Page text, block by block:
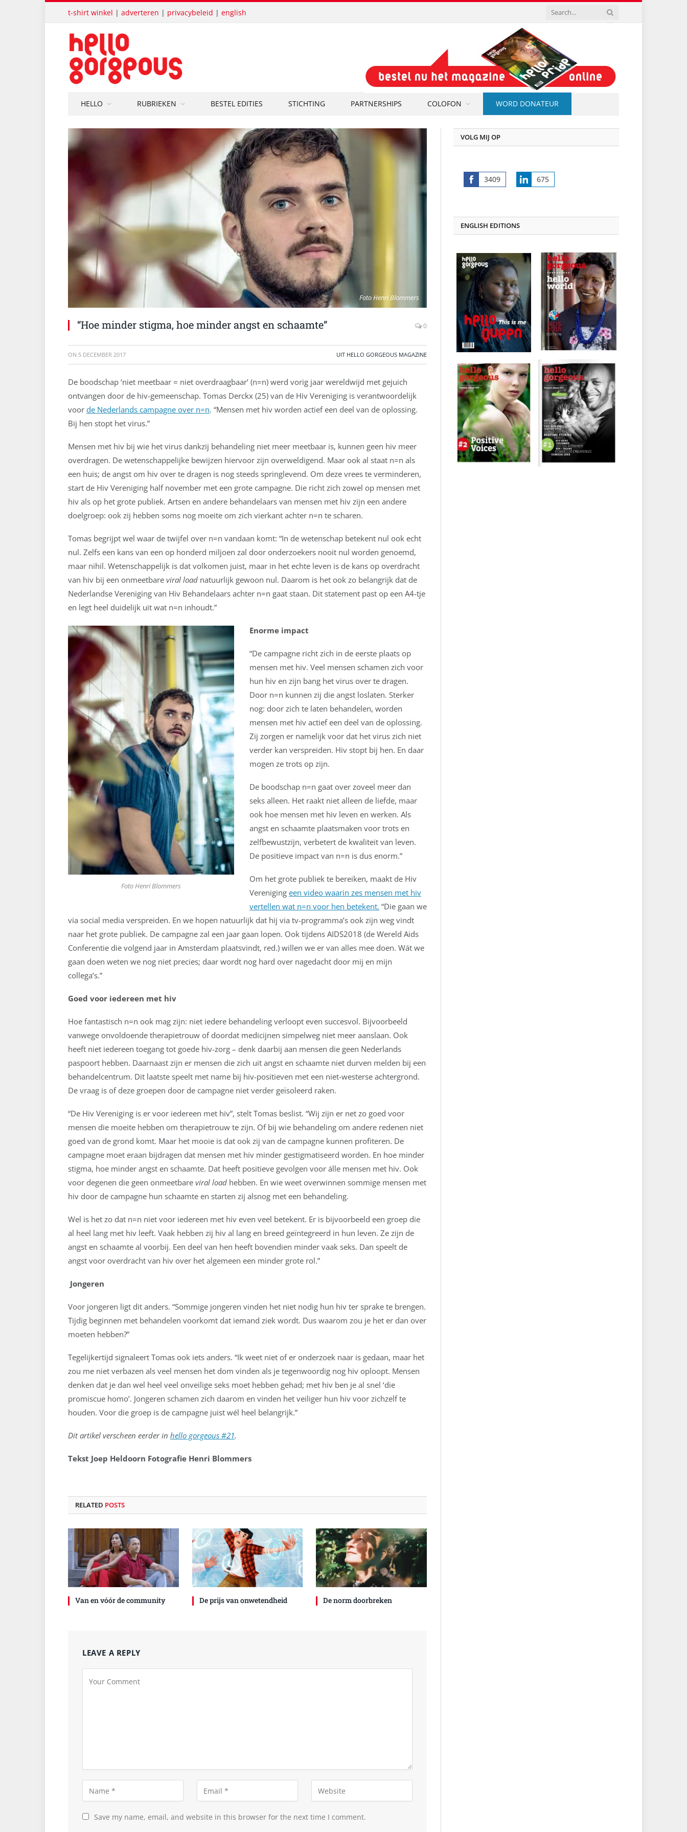
t-shirt winkel | adverteren | privacybeleid | english
HELLO RUBRIEKEN BESTEL EDITIES STICHTING PARTNERSHIPS COLOFON WORD DONATEUR
Foto Henri Blommers
“Hoe minder stigma, hoe minder angst en schaamte” 0
ON 5 DECEMBER 2017 UIT HELLO GORGEOUS MAGAZINE
De boodschap ‘niet meetbaar = niet overdraagbaar’ (n=n) werd vorig jaar wereldwijd met gejuich
ontvangen door de hiv-gemeenschap. Tomas Derckx (25) van de Hiv Vereniging is verantwoordelijk
voor de Nederlands campagne over n=n. “Mensen met hiv worden actief een deel van de oplossing.
Bij hen stopt het virus.”
Mensen met hiv bij wie het virus dankzij behandeling niet meer meetbaar is, kunnen geen hiv meer
overdragen. De wetenschappelijke bewijzen hiervoor zijn overweldigend. Maar ook al staat n=n als
een huis; de angst om hiv over te dragen is nog steeds springlevend. Om deze vrees te verminderen,
start de Hiv Vereniging half november met een grote campagne. Die richt zich zowel op mensen met
hiv als op het grote publiek. Artsen en andere behandelaars van mensen met hiv zijn een andere
doelgroep: ook zij hebben soms nog moeite om zich vierkant achter n=n te scharen.
Tomas begrijpt wel waar de twijfel over n=n vandaan komt: “In de wetenschap betekent nul ook echt
nul. Zelfs een kans van een op honderd miljoen zal door onderzoekers nooit nul worden genoemd,
maar nihil. Wetenschappelijk is dat volkomen juist, maar in het echte leven is de kans op overdracht
van hiv bij een onmeetbare viral load natuurlijk gewoon nul. Daarom is het ook zo belangrijk dat de
Nederlandse Vereniging van Hiv Behandelaars achter n=n gaat staan. Dit statement past op een A4-tje
en legt heel duidelijk uit wat n=n inhoudt.”
Foto Henri Blommers
Enorme impact
“De campagne richt zich in de eerste plaats op
mensen met hiv. Veel mensen schamen zich voor
hun hiv en zijn bang het virus over te dragen.
Door n=n kunnen zij die angst loslaten. Sterker
nog: door zich te laten behandelen, worden
mensen met hiv actief een deel van de oplossing.
Zij zorgen er namelijk voor dat het virus zich niet
verder kan verspreiden. Hiv stopt bij hen. En daar
mogen ze trots op zijn.
De boodschap n=n gaat over zoveel meer dan
seks alleen. Het raakt niet alleen de liefde, maar
ook hoe mensen met hiv leven en werken. Als
angst en schaamte plaatsmaken voor trots en
zelfbewustzijn, verbetert de kwaliteit van leven.
De positieve impact van n=n is dus enorm.”
Om het grote publiek te bereiken, maakt de Hiv
Vereniging een video waarin zes mensen met hiv
vertellen wat n=n voor hen betekent. “Die gaan we
via social media verspreiden. En we hopen natuurlijk dat hij via tv-programma’s ook zijn weg vindt
naar het grote publiek. De campagne zal een jaar gaan lopen. Ook tijdens AIDS2018 (de Wereld Aids
Conferentie die volgend jaar in Amsterdam plaatsvindt, red.) willen we er van alles mee doen. Wát we
gaan doen weten we nog niet precies; daar wordt nog hard over nagedacht door mij en mijn
collega’s.”
Goed voor iedereen met hiv
Hoe fantastisch n=n ook mag zijn: niet iedere behandeling verloopt even succesvol. Bijvoorbeeld
vanwege onvoldoende therapietrouw of doordat medicijnen simpelweg niet meer aanslaan. Ook
heeft niet iedereen toegang tot goede hiv-zorg – denk daarbij aan mensen die geen Nederlands
paspoort hebben. Daarnaast zijn er mensen die zich uit angst en schaamte niet durven melden bij een
behandelcentrum. Dit laatste speelt met name bij hiv-positieven met een niet-westerse achtergrond.
De vraag is of deze groepen door de campagne niet verder geïsoleerd raken.
“De Hiv Vereniging is er voor iedereen met hiv”, stelt Tomas beslist. “Wij zijn er net zo goed voor
mensen die moeite hebben om therapietrouw te zijn. Of bij wie behandeling om andere redenen niet
goed van de grond komt. Maar het mooie is dat ook zij van de campagne kunnen profiteren. De
campagne moet eraan bijdragen dat mensen met hiv minder gestigmatiseerd worden. En hoe minder
stigma, hoe minder angst en schaamte. Dat heeft positieve gevolgen voor álle mensen met hiv. Ook
voor degenen die geen onmeetbare viral load hebben. En wie weet overwinnen sommige mensen met
hiv door de campagne hun schaamte en starten zij alsnog met een behandeling.
Wel is het zo dat n=n niet voor iedereen met hiv even veel betekent. Er is bijvoorbeeld een groep die
al heel lang met hiv leeft. Vaak hebben zij hiv al lang en breed geïntegreerd in hun leven. Ze zijn de
angst en schaamte al voorbij. Een deel van hen heeft bovendien minder vaak seks. Dan speelt de
angst voor overdracht van hiv over het algemeen een minder grote rol.”
Jongeren
Voor jongeren ligt dit anders. “Sommige jongeren vinden het niet nodig hun hiv ter sprake te brengen.
Tijdig beginnen met behandelen voorkomt dat iemand ziek wordt. Dus waarom zou je het er dan over
moeten hebben?”
Tegelijkertijd signaleert Tomas ook iets anders. “Ik weet niet of er onderzoek naar is gedaan, maar het
zou me niet verbazen als veel mensen het dom vinden als je tegenwoordig nog hiv oploopt. Mensen
denken dat je dan wel heel veel onveilige seks moet hebben gehad; met hiv ben je al snel ‘die
promiscue homo’. Jongeren schamen zich daarom en vinden het veiliger hun hiv voor zichzelf te
houden. Voor die groep is de campagne juist wél heel belangrijk.”
Dit artikel verscheen eerder in hello gorgeous #21.
Tekst Joep Heldoorn Fotografie Henri Blommers
RELATED POSTS
Van en vóór de community De prijs van onwetendheid De norm doorbreken
LEAVE A REPLY
Save my name, email, and website in this browser for the next time I comment.
VOLG MIJ OP
3409
Share
675
Share
ENGLISH EDITIONS